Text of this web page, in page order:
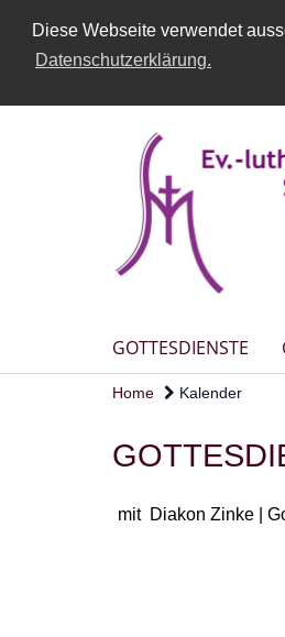
Diese Webseite verwendet
Datenschutzerklärung.
GOTTESDIENSTE
Home Kalender
mit Diakon Zinke |